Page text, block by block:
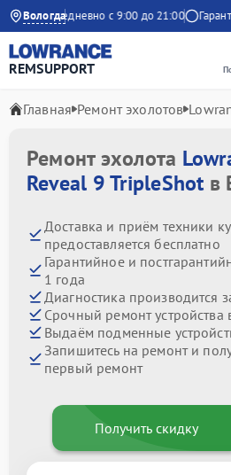
Вологда
Ежедневно с 9:00 до 21:00
REMSUPPORT
Главная Ремонт эхолотов
Ремонт эхолота
Reveal 9 TripleShot в
Доставка и приём техники
предоставляется бесплатно
Гарантийное и
1 года
Диагностика производится
Срочный ремонт устройства
Выдаём подменные
Запишитесь на ремонт и
первый ремонт
Получить скидку